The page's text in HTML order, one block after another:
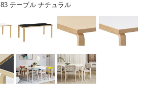
83 テーブル ナチュラル